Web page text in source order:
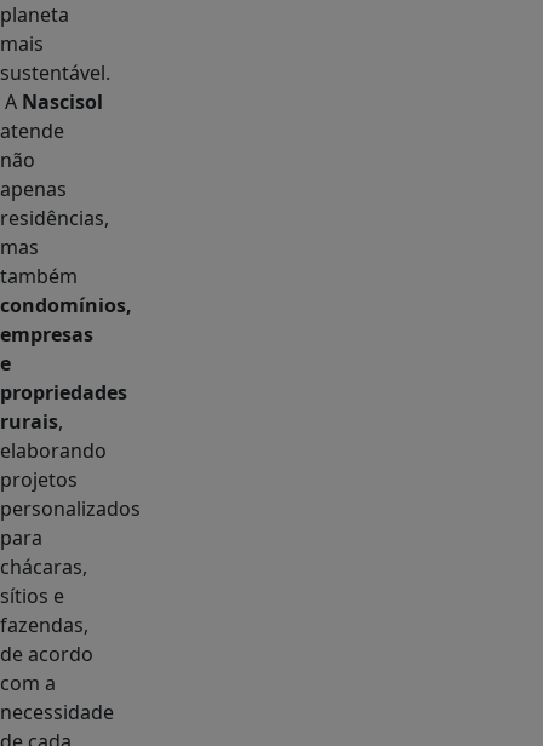
planeta
mais
sustentável.
A Nascisol
atende
não
apenas
residências,
mas
também
condomínios,
empresas
e
propriedades
rurais,
elaborando
projetos
personalizados
para
chácaras,
sítios e
fazendas,
de acordo
com a
necessidade